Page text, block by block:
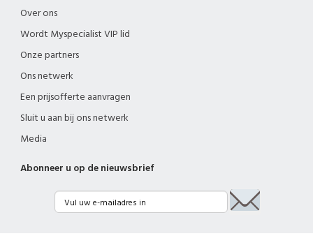
Over ons
Wordt Myspecialist VIP lid
Onze partners
Ons netwerk
Een prijsofferte aanvragen
Sluit u aan bij ons netwerk
Media
Abonneer u op de nieuwsbrief